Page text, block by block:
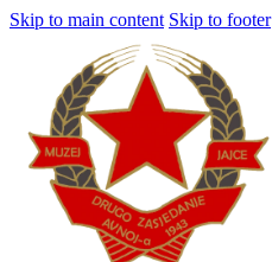
Skip to main content Skip to footer